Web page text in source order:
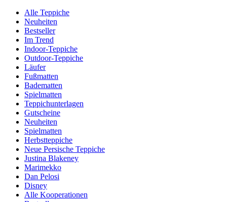
Alle Teppiche
Neuheiten
Bestseller
Im Trend
Indoor-Teppiche
Outdoor-Teppiche
Läufer
Fußmatten
Badematten
Spielmatten
Teppichunterlagen
Gutscheine
Neuheiten
Spielmatten
Herbstteppiche
Neue Persische Teppiche
Justina Blakeney
Marimekko
Dan Pelosi
Disney
Alle Kooperationen